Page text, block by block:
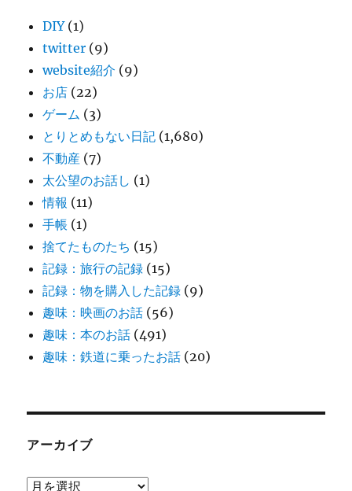
DIY(1)
twitter (9)
website紹介 (9)
お店 (22)
ゲーム (3)
とりとめもない日記 (1,680)
不動産 (7)
太公望のお話し (1)
情報 (11)
手帳 (1)
捨てたものたち (15)
記録：旅行の記録 (15)
記録：物を購入した記録 (9)
趣味：映画のお話 (56)
趣味：本のお話 (491)
趣味：鉄道に乗ったお話 (20)
アーカイブ
ア